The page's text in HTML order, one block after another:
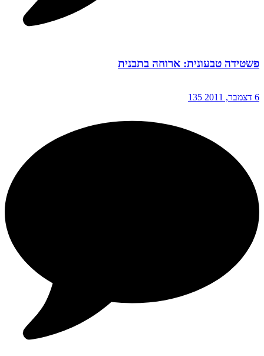
פשטידה טבעונית: ארוחה בתבנית
6 דצמבר, 2011 135